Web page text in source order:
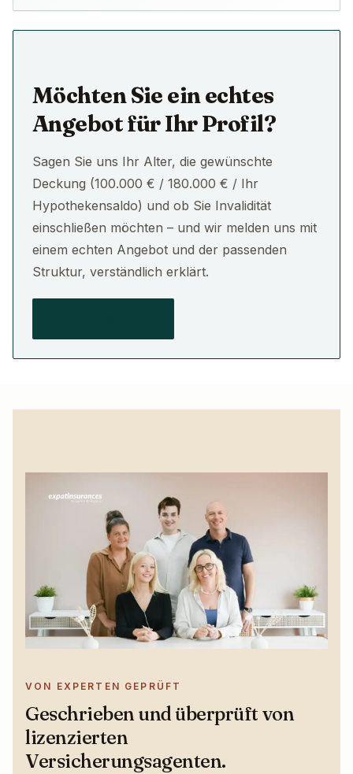
Möchten Sie ein echtes
Angebot für Ihr Profil?
Sagen Sie uns Ihr Alter, die gewünschte
Deckung (100.000 € / 180.000 € / Ihr
Hypothekensaldo) und ob Sie Invalidität
einschließen möchten – und wir melden uns mit
einem echten Angebot und der passenden
Struktur, verständlich erklärt.
VON EXPERTEN GEPRÜFT
Geschrieben und überprüft von
lizenzierten
Versicherungsagenten.